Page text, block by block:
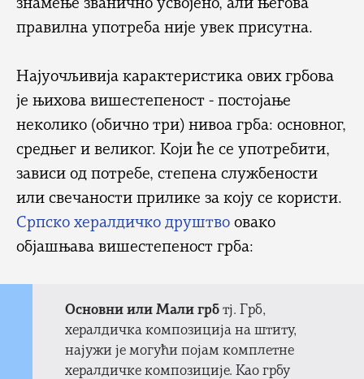
знамење званично усвојено, али његова
правилна употреба није увек присутна.
Најуочљивија карактеристика ових грбова
је њихова вишестепеност - постојање
неколико (обично три) нивоа грба: основног,
средњег и великог. Који ће се употребити,
зависи од потребе, степена службености
или свечаности прилике за коју се користи.
Српско хералдичко друштво овако
објашњава вишестепеност грба:
Основни или Мали грб тј. Грб,
хералдичка композиција на штиту,
најужи је могући појам комплетне
хералдичке композиције. Као грбу